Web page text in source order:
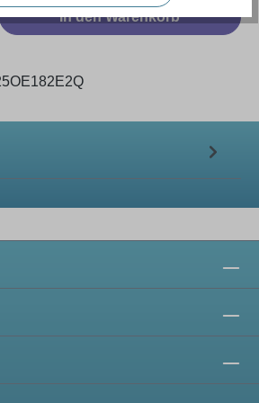
Gib den gewünschten
In den Warenkorb